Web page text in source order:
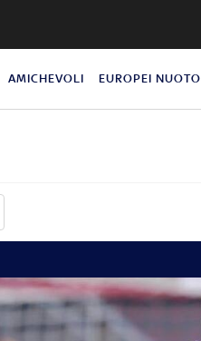
AMICHEVOLI EUROPEI NUOTO